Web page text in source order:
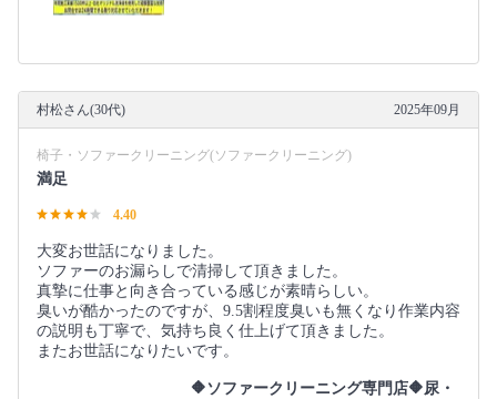
村松さん(30代) 2025年09月
椅子・ソファークリーニング(ソファークリーニング)
満足
4.40
大変お世話になりました。
ソファーのお漏らしで清掃して頂きました。
真摯に仕事と向き合っている感じが素晴らしい。
臭いが酷かったのですが、9.5割程度臭いも無くなり作業内容
の説明も丁寧で、気持ち良く仕上げて頂きました。
またお世話になりたいです。
🔶ソファークリーニング専門店🔶尿・